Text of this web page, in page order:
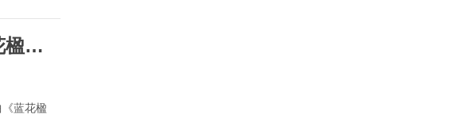
楹
芳华
蓝花楹